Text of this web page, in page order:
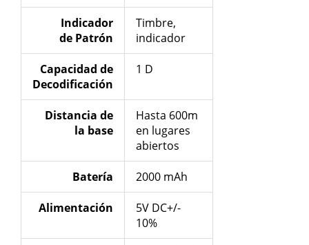
Indicador
de Patrón
Timbre,
indicador
Capacidad de
Decodificación
1 D
Distancia de
la base
Hasta 600m
en lugares
abiertos
Batería 2000 mAh
Alimentación
5V DC+/-
10%